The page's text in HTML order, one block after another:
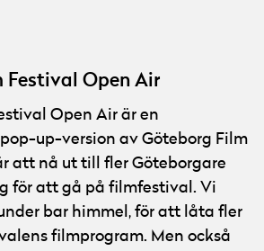
Festival Open Air
Open Air är en
up-version av Göteborg Film
att nå ut till fler Göteborgare
för att gå på filmfestival. Vi
bar himmel, för att låta fler
filmprogram. Men också